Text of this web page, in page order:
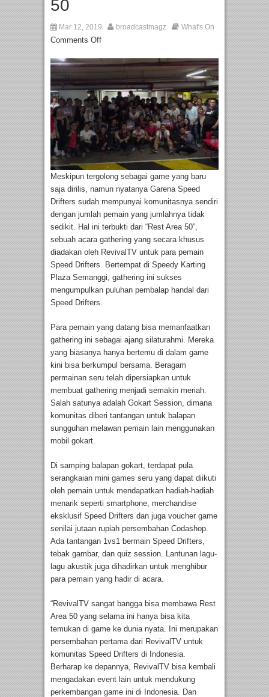
50
Mar 12, 2019 broadcastmagz What's On
Comments Off
Meskipun tergolong sebagai game yang baru
saja dirilis, namun nyatanya Garena Speed
Drifters sudah mempunyai komunitasnya sendiri
dengan jumlah pemain yang jumlahnya tidak
sedikit. Hal ini terbukti dari “Rest Area 50”,
sebuah acara gathering yang secara khusus
diadakan oleh RevivalTV untuk para pemain
Speed Drifters. Bertempat di Speedy Karting
Plaza Semanggi, gathering ini sukses
mengumpulkan puluhan pembalap handal dari
Speed Drifters.
Para pemain yang datang bisa memanfaatkan
gathering ini sebagai ajang silaturahmi. Mereka
yang biasanya hanya bertemu di dalam game
kini bisa berkumpul bersama. Beragam
permainan seru telah dipersiapkan untuk
membuat gathering menjadi semakin meriah.
Salah satunya adalah Gokart Session, dimana
komunitas diberi tantangan untuk balapan
sungguhan melawan pemain lain menggunakan
mobil gokart.
Di samping balapan gokart, terdapat pula
serangkaian mini games seru yang dapat diikuti
oleh pemain untuk mendapatkan hadiah-hadiah
menarik seperti smartphone, merchandise
eksklusif Speed Drifters dan juga voucher game
senilai jutaan rupiah persembahan Codashop.
Ada tantangan 1vs1 bermain Speed Drifters,
tebak gambar, dan quiz session. Lantunan lagu-
lagu akustik juga dihadirkan untuk menghibur
para pemain yang hadir di acara.
“RevivalTV sangat bangga bisa membawa Rest
Area 50 yang selama ini hanya bisa kita
temukan di game ke dunia nyata. Ini merupakan
persembahan pertama dari RevivalTV untuk
komunitas Speed Drifters di Indonesia.
Berharap ke depannya, RevivalTV bisa kembali
mengadakan event lain untuk mendukung
perkembangan game ini di Indonesia. Dan